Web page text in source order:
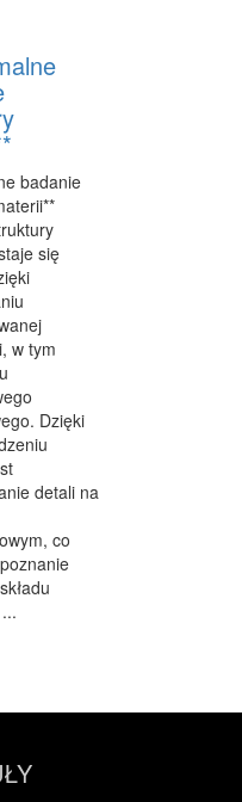
badanie
się
w tym
Dzięki
detali na
co